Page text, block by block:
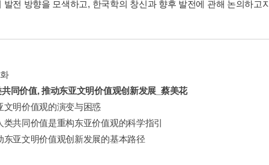
발전 방향을 모색하고, 한국학의 창신과 향후 발전에 관해 논의하고
同价值, 推动东亚文明价值观创新发展_蔡美花
文明价值观的演变与困惑
类共同价值是重构东亚价值观的科学指引
东亚文明价值观创新发展的基本路径